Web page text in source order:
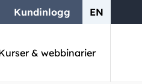
Kundinlogg EN
& webbinarier